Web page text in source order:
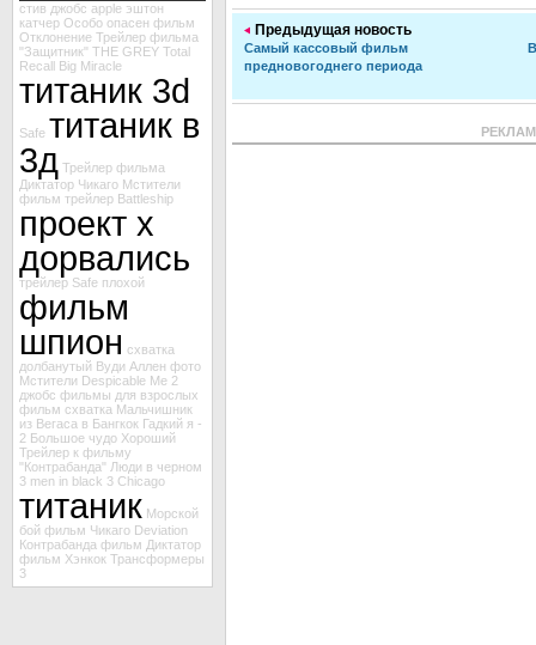
стив джобс apple эштон
катчер Особо опасен фильм
Отклонение Трейлер фильма
"Защитник" THE GREY Total
Recall Big Miracle
титаник 3d
Safe титаник в
3д Трейлер фильма
Диктатор Чикаго Мстители
фильм трейлер Battleship
проект х
дорвались
трейлер Safe плохой
фильм
шпион схватка
долбанутый Вуди Аллен фото
Мстители Despicable Me 2
джобс фильмы для взрослых
фильм схватка Мальчишник
из Вегаса в Бангкок Гадкий я -
2 Большое чудо Хороший
Трейлер к фильму
"Контрабанда" Люди в черном
3 men in black 3 Chicago
титаник Морской
бой фильм Чикаго Deviation
Контрабанда фильм Диктатор
фильм Хэнкок Трансформеры
3
Предыдущая новость
Самый кассовый фильм
предновогоднего периода